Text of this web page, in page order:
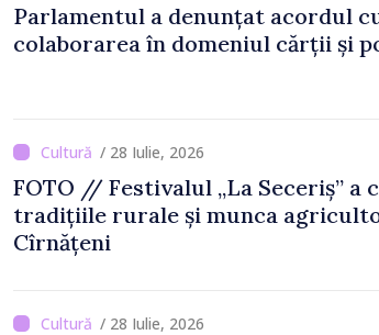
Parlamentul a denunțat acordul
colaborarea în domeniul cărții și
/ 28 Iulie, 2026
FOTO // Festivalul „La Seceriș” a
tradițiile rurale și munca
Cîrnățeni
/ 28 Iulie, 2026